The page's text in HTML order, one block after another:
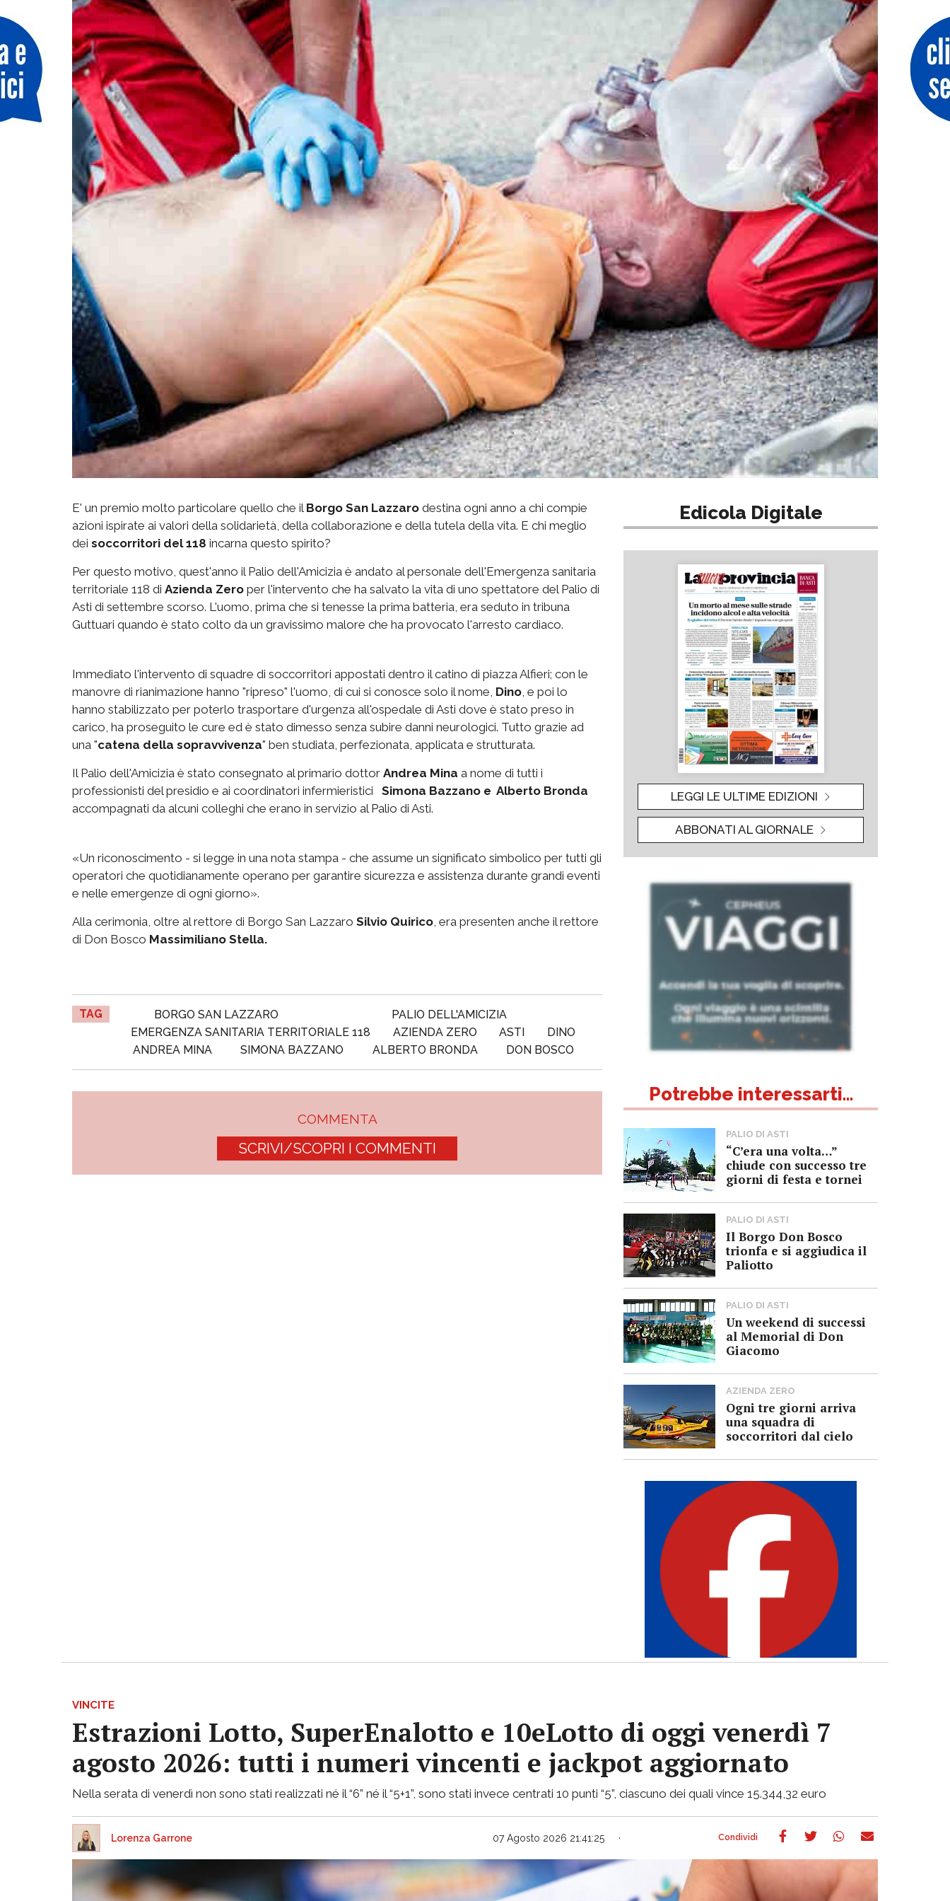
E' un premio molto particolare quello che il Borgo San Lazzaro destina ogni anno a chi compie
azioni ispirate ai valori della solidarietà, della collaborazione e della tutela della vita. E chi meglio
dei soccorritori del 118 incarna questo spirito?
Per questo motivo, quest'anno il Palio dell'Amicizia è andato al personale dell'Emergenza sanitaria
territoriale 118 di Azienda Zero per l'intervento che ha salvato la vita di uno spettatore del Palio di
Asti di settembre scorso. L'uomo, prima che si tenesse la prima batteria, era seduto in tribuna
Guttuari quando è stato colto da un gravissimo malore che ha provocato l'arresto cardiaco.
Immediato l'intervento di squadre di soccorritori appostati dentro il catino di piazza Alfieri; con le
manovre di rianimazione hanno "ripreso" l'uomo, di cui si conosce solo il nome, Dino , e poi lo
hanno stabilizzato per poterlo trasportare d'urgenza all'ospedale di Asti dove è stato preso in
carico, ha proseguito le cure ed è stato dimesso senza subire danni neurologici. Tutto grazie ad
una "catena della sopravvivenza" ben studiata, perfezionata, applicata e strutturata.
Il Palio dell'Amicizia è stato consegnato al primario dottor Andrea Mina a nome di tutti i
professionisti del presidio e ai coordinatori infermieristici
Simona Bazzano e Alberto Bronda
accompagnati da alcuni colleghi che erano in servizio al Palio di Asti.
«Un riconoscimento - si legge in una nota stampa - che assume un significato simbolico per tutti gli
operatori che quotidianamente operano per garantire sicurezza e assistenza durante grandi eventi
e nelle emergenze di ogni giorno».
Alla cerimonia, oltre al rettore di Borgo San Lazzaro Silvio Quirico , era presenten anche il rettore
di Don Bosco Massimiliano Stella.
TAG BORGO SAN LAZZARO
PALIO DELL'AMICIZIA
EMERGENZA SANITARIA TERRITORIALE 118
AZIENDA ZERO ASTI
DINO
ANDREA MINA
SIMONA BAZZANO ALBERTO BRONDA DON BOSCO
COMMENTA
SCRIVI/SCOPRI I COMMENTI
Edicola Digitale
LEGGI LE ULTIME EDIZIONI
ABBONATI AL GIORNALE
Potrebbe interessarti...
PALIO DI ASTI
“C’era una volta…”
chiude con successo tre
giorni di festa e tornei
PALIO DI ASTI
Il Borgo Don Bosco
trionfa e si aggiudica il
Paliotto
PALIO DI ASTI
Un weekend di successi
al Memorial di Don
Giacomo
AZIENDA ZERO
Ogni tre giorni arriva
una squadra di
soccorritori dal cielo
VINCITE
Estrazioni Lotto, SuperEnalotto e 10eLotto di oggi venerdì 7
agosto 2026: tutti i numeri vincenti e jackpot aggiornato
Nella serata di venerdì non sono stati realizzati né il “6” né il “5+1”, sono stati invece centrati 10 punti “5”, ciascuno dei quali vince 15.344,32 euro
Lorenza Garrone 07 Agosto 2026 21:41:25